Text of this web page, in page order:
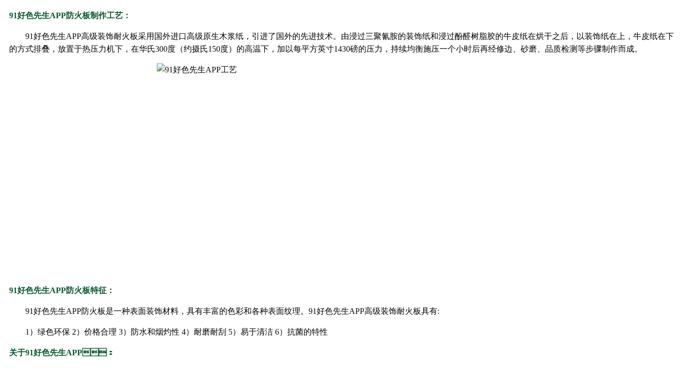
91好色先生APP防火板制作工艺：
91好色先生APP高级装饰耐火板采用国外进口高级原生木浆纸，引进了国外的先进技术。由浸过三聚氰胺的装饰纸和浸过酚醛树脂胶的牛皮纸在烘干之后，以装饰纸在上，牛皮纸在下
的方式排叠，放置于热压力机下，在华氏300度（约摄氏150度）的高温下，加以每平方英寸1430磅的压力，持续均衡施压一个小时后再经修边、砂磨、品质检测等步骤制作而成。
91好色先生APP防火板特征：
91好色先生APP防火板是一种表面装饰材料，具有丰富的色彩和各种表面纹理。91好色先生APP高级装饰耐火板具有:
1）绿色环保 2）价格合理 3）防水和烟灼性 4）耐磨耐刮 5）易于清洁 6）抗菌的特性
关于91好色先生APP：